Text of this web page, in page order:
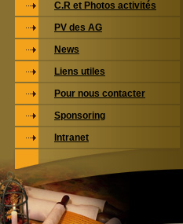
C.R et Photos activités
PV des AG
News
Liens utiles
Pour nous contacter
Sponsoring
Intranet